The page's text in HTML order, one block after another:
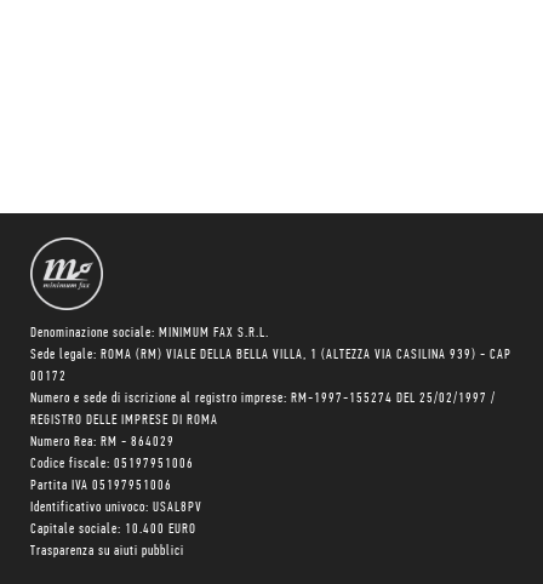
Denominazione sociale: MINIMUM FAX S.R.L.
Sede legale: ROMA (RM) VIALE DELLA BELLA VILLA, 1 (ALTEZZA VIA CASILINA 939) - CAP
00172
Numero e sede di iscrizione al registro imprese: RM-1997-155274 DEL 25/02/1997 /
REGISTRO DELLE IMPRESE DI ROMA
Numero Rea: RM - 864029
Codice fiscale: 05197951006
Partita IVA 05197951006
Identificativo univoco: USAL8PV
Capitale sociale: 10.400 EURO
Trasparenza su aiuti pubblici